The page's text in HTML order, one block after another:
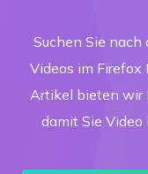
Suchen Sie
Videos im Firefox
Artikel bieten wir
damit Sie